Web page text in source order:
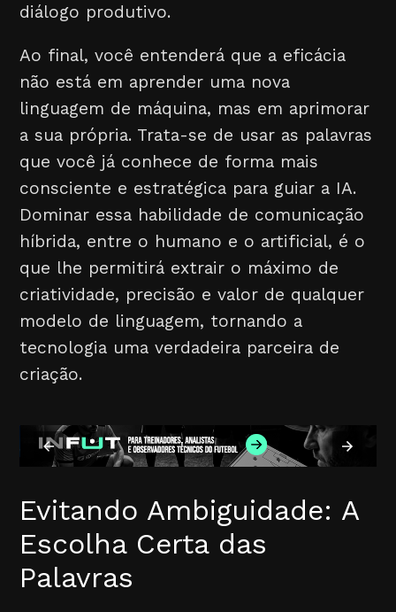
diálogo produtivo.
Ao final, você entenderá que a eficácia
não está em aprender uma nova
linguagem de máquina, mas em aprimorar
a sua própria. Trata-se de usar as palavras
que você já conhece de forma mais
consciente e estratégica para guiar a IA.
Dominar essa habilidade de comunicação
híbrida, entre o humano e o artificial, é o
que lhe permitirá extrair o máximo de
criatividade, precisão e valor de qualquer
modelo de linguagem, tornando a
tecnologia uma verdadeira parceira de
criação.
Evitando Ambiguidade: A
Escolha Certa das
Palavras